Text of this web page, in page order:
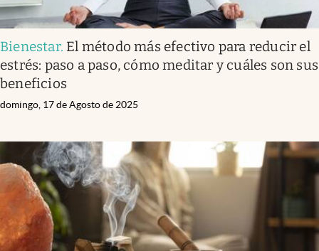
El Cronista Studio
Mediakit
abre en nueva pestaña
Argentina
Bienestar. El método más efectivo para reducir el
estrés: paso a paso, cómo meditar y cuáles son sus
beneficios
domingo, 17 de Agosto de 2025